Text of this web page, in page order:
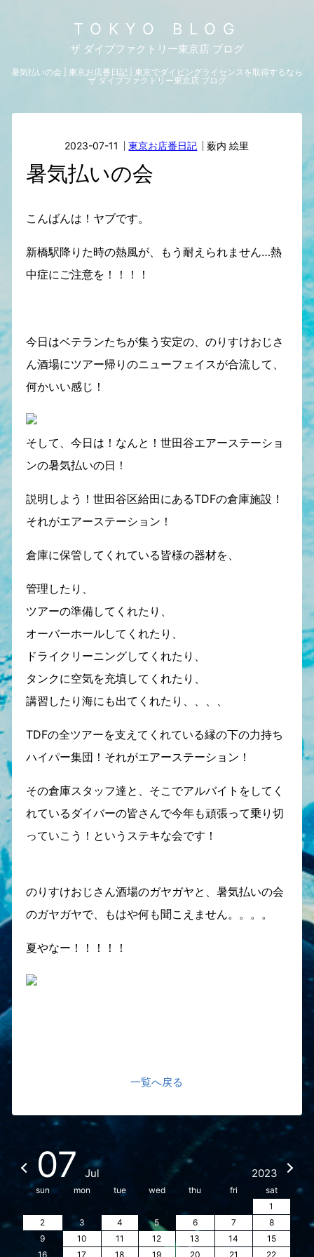
TOKYO BLOG
ザ ダイブファクトリー東京店 ブログ
暑気払いの会 | 東京お店番日記 | 東京でダイビングライセンスを取得するなら
ザ ダイブファクトリー東京店 ブログ
2023-07-11 東京お店番日記 薮内 絵里
暑気払いの会
こんばんは！ヤブです。
新橋駅降りた時の熱風が、もう耐えられません…熱
中症にご注意を！！！！
今日はベテランたちが集う安定の、のりすけおじさ
ん酒場にツアー帰りのニューフェイスが合流して、
何かいい感じ！
そして、今日は！なんと！世田谷エアーステーショ
ンの暑気払いの日！
説明しよう！世田谷区給田にあるTDFの倉庫施設！
それがエアーステーション！
倉庫に保管してくれている皆様の器材を、
管理したり、
ツアーの準備してくれたり、
オーバーホールしてくれたり、
ドライクリーニングしてくれたり、
タンクに空気を充填してくれたり、
講習したり海にも出てくれたり、、、、
TDFの全ツアーを支えてくれている縁の下の力持ち
ハイパー集団！それがエアーステーション！
その倉庫スタッフ達と、そこでアルバイトをしてく
れているダイバーの皆さんで今年も頑張って乗り切
っていこう！というステキな会です！
のりすけおじさん酒場のガヤガヤと、暑気払いの会
のガヤガヤで、もはや何も聞こえません。。。。
夏やなー！！！！！
一覧へ戻る
07 Jul 2023
sun mon tue wed thu fri
sat
1
2
3 4 5 6 7
8
9
10 11 12 13 14
15
16
17 18 19 20 21 22